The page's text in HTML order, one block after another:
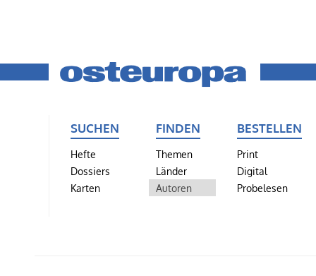
SUCHEN
Hefte
Dossiers
Karten
FINDEN
Themen
Länder
Autoren
BESTELLEN
Print
Digital
Probelesen